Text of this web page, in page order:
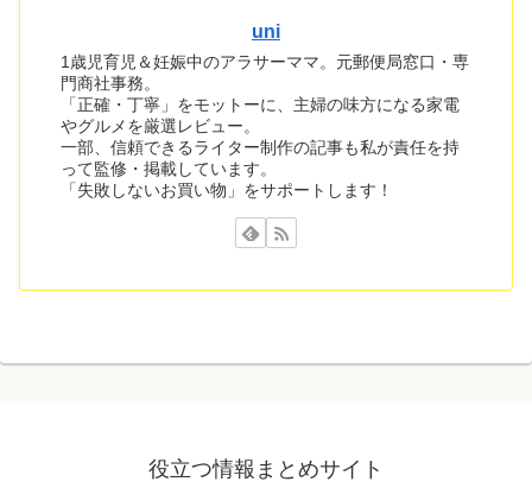
uni
1歳児育児＆妊娠中のアラサーママ。元郵便局窓口・専
門商社事務。
「正確・丁寧」をモットーに、主婦の味方になる家電
やグルメを厳選レビュー。
一部、信頼できるライター制作の記事も私が責任を持
って監修・掲載しています。
「失敗しないお買い物」をサポートします！
役立つ情報まとめサイト